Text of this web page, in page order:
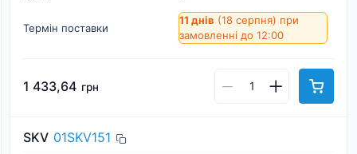
Термін поставки
11 днів (18 серпня) при
замовленні до 12:00
1 433,64 грн
SKV 01SKV151